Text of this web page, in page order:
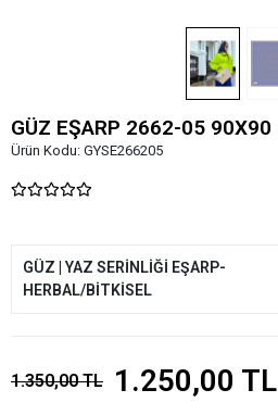
GÜZ EŞARP 2662-05 90X90
Ürün Kodu: GYSE266205
GÜZ | YAZ SERİNLİĞİ EŞARP-
HERBAL/BİTKİSEL
1.350,00 TL 1.250,00 TL